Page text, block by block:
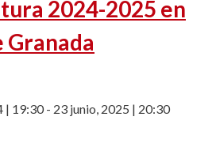
2024-2025 en
Granada
| 19:30- 23 junio, 2025 | 20:30